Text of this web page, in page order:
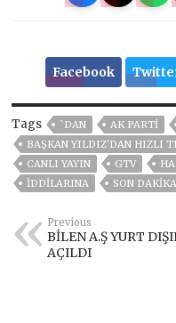
Facebook
Tags `DAN AK PARTİ
BAŞKAN YILDIZ'DAN HIZLI
CANLI YAYIN
GTV
İDDILARINA
SON DAKIKA
Previous
BİLEN A.Ş YURT
AÇILDI